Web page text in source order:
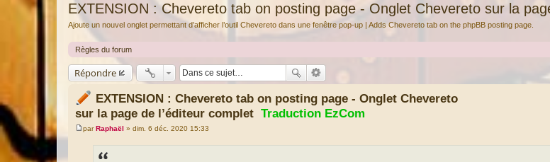
EXTENSION : Chevereto tab on posting page - Onglet Chevereto sur la
Ajoute un nouvel onglet permettant d’afficher l’outil Chevereto dans une fenêtre pop-up | Adds Chevereto tab on the phpBB posting page.
Règles du forum
Répondre
EXTENSION : Chevereto tab on posting page - Onglet Chevereto
sur la page de l’éditeur complet Traduction EzCom
M
parRaphaël » dim. 6 déc. 2020 15:33